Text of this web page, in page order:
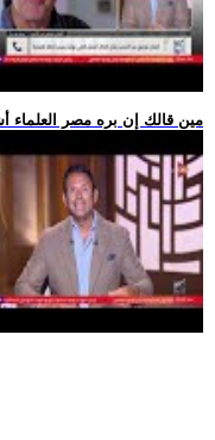
.. مين قالك إن بره مصر العلماء